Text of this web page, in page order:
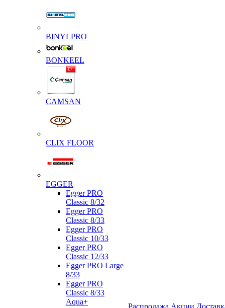
BINYLPRO
BONKEEL
CAMSAN
CLIX FLOOR
EGGER
Egger PRO
Classic 8/32
Egger PRO
Classic 8/33
Egger PRO
Classic 10/33
Egger PRO
Classic 12/33
Egger PRO Large
8/33
Egger PRO
Classic 8/33
Aqua+
Распродажа Акции